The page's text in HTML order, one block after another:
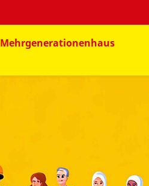
Mehrgenerationenhaus